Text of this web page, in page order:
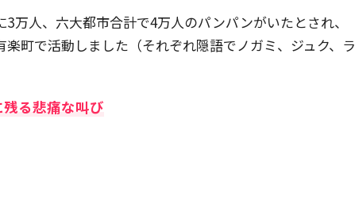
万人、六大都市合計で4万人のパンパンがいたとされ、
町で活動しました（それぞれ隠語でノガミ、ジュク、ラ
る悲痛な叫び